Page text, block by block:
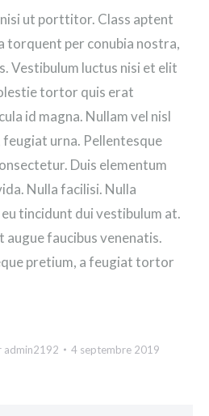
ut porttitor. Class aptent
torquent per conubia nostra,
Vestibulum luctus nisi et elit
tortor quis erat
id magna. Nullam vel nisl
urna. Pellentesque
Duis elementum
Nulla facilisi. Nulla
tincidunt dui vestibulum at.
augue faucibus venenatis.
pretium, a feugiat tortor
admin2192 4 septembre 2019